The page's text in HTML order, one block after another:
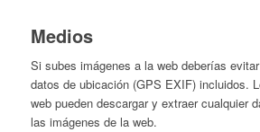
Medios
Si subes imágenes a la web deberías
datos de ubicación (GPS EXIF) incluidos.
web pueden descargar y extraer cualquier
las imágenes de la web.